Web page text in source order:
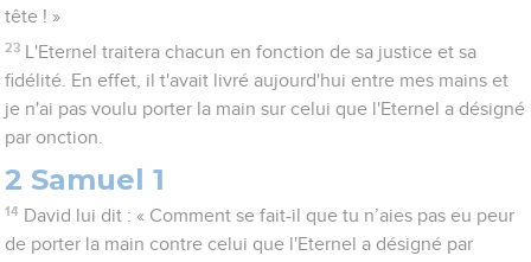
tête ! »
23
L'Eternel traitera chacun en fonction de sa justice et sa
fidélité. En effet, il t'avait livré aujourd'hui entre mes mains et
je n'ai pas voulu porter la main sur celui que l'Eternel a désigné
par onction.
2 Samuel 1
14 David lui dit : « Comment se fait-il que tu n’aies pas eu peur
de porter la main contre celui que l'Eternel a désigné par